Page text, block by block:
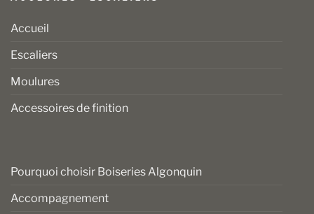
Accueil
Escaliers
Moulures
Accessoires de finition
Pourquoi choisir Boiseries Algonquin
Accompagnement